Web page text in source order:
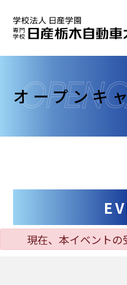
オープンキ
現在、本イベントの